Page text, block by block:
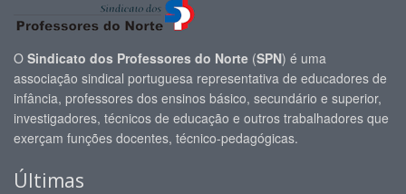
O Sindicato dos Professores do Norte (SPN) é uma
associação sindical portuguesa representativa de educadores de
infância, professores dos ensinos básico, secundário e superior,
investigadores, técnicos de educação e outros trabalhadores que
exerçam funções docentes, técnico-pedagógicas.
Últimas